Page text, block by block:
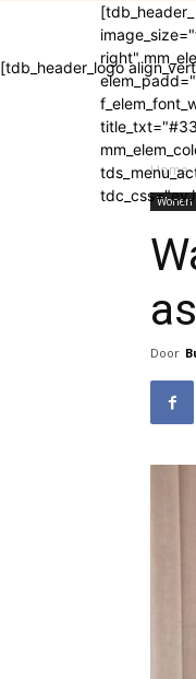
right"
[tdb_header_logo
Home
Wonen
Door